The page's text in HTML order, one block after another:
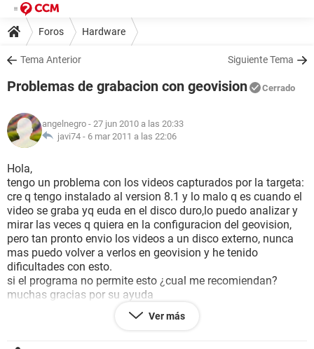
Foros Hardware
Tema Anterior Siguiente Tema
Problemas de grabacion con geovision Cerrado
angelnegro - 27 jun 2010 a las 20:33
javi74 - 6 mar 2011 a las 22:06
Hola,
tengo un problema con los videos capturados por la targeta:
cre q tengo instalado al version 8.1 y lo malo q es cuando el
video se graba yq euda en el disco duro,lo puedo analizar y
mirar las veces q quiera en la configuracion del geovision,
pero tan pronto envio los videos a un disco externo, nunca
mas puedo volver a verlos en geovision y he tenido
dificultades con esto.
si el programa no permite esto ¿cual me recomiendan?
muchas gracias por su ayuda
Ver más